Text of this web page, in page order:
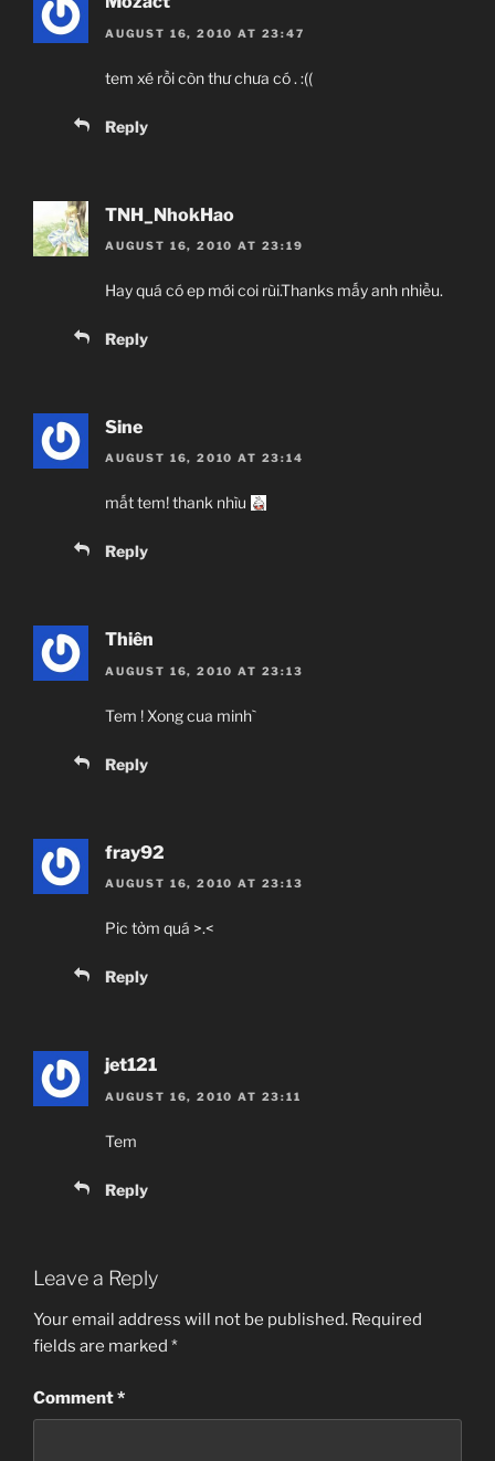
AUGUST 16, 2010 AT 23:47
tem xé rồi còn thư chưa có . :((
Reply
TNH_NhokHao
AUGUST 16, 2010 AT 23:19
Hay quá có ep mới coi rùi.Thanks mấy anh nhiều.
Reply
Sine
AUGUST 16, 2010 AT 23:14
mất tem! thank nhìu
Reply
Thiên
AUGUST 16, 2010 AT 23:13
Tem ! Xong cua minh`
Reply
fray92
AUGUST 16, 2010 AT 23:13
Pic tởm quá >.<
Reply
jet121
AUGUST 16, 2010 AT 23:11
Tem
Reply
Leave a Reply
Your email address will not be published. Required
fields are marked *
Comment*